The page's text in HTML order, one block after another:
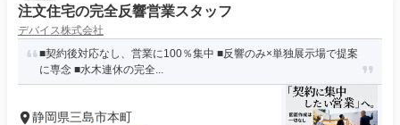
注文住宅の完全反響営業スタッフ
デバイス株式会社
■契約後対応なし、営業に100％集中 ■反響のみ×単独展示場で提案
に専念 ■水木連休の完全...
静岡県三島市本町